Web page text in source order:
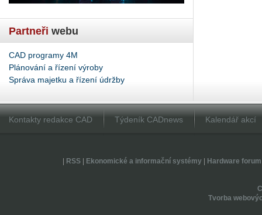
Partneři webu
CAD programy 4M
Plánování a řízení výroby
Správa majetku a řízení údržby
Kontakty redakce CAD Týdeník CADnews Kalendář akcí
RSS| Ekonomické a informační systémy| Hardware forum
Tvorba